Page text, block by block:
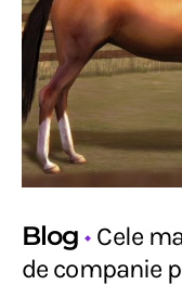
Blog
Cele
de companie